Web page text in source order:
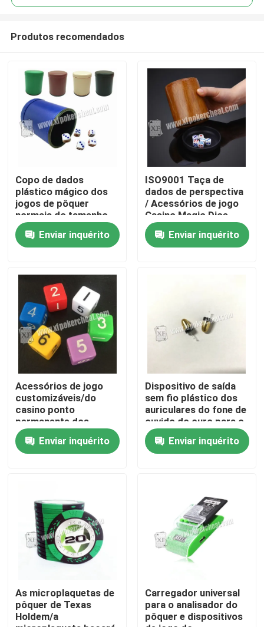
Para casa
Produtos
Vídeos
Sobre nós
Visita à fábrica
Contacte-nos
Notícias
Cartões de jogo invisíveis
Produtos recomendados
Copo de dados
plástico mágico dos
jogos de pôquer
normais do tamanho
com controlo a
distânciaEnviar inquérito
ISO9001 Taça de
dados de perspectiva
/ Acessórios de jogo
Casino Magic Dice
With 4h Battery
Enviar inquérito
Acessórios de jogo
customizáveis/do
casino ponto
permanente dos
dados do jogo
Enviar inquérito
Dispositivo de saída
sem fio plástico dos
auriculares do fone de
ouvido do ouro para o
sistema do analisador
do pôquerEnviar inquérito
As microplaquetas de
pôquer de Texas
Holdem/a
Carregador universal
para o analisador do
pôquer e dispositivos